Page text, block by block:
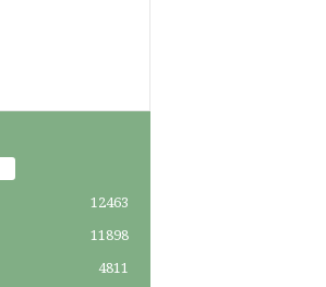
12463
11898
4811